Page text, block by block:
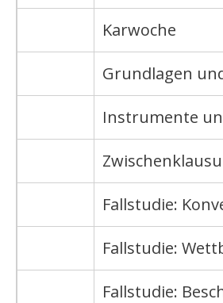
Karwoche
Grundlagen
Instrumente
Fallstudie:
Fallstudie:
Fallstudie: